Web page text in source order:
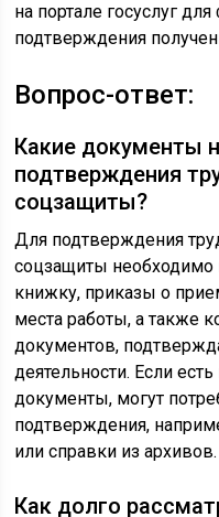
на портале госуслуг
подтверждения
Вопрос-ответ:
Какие документы
подтверждения
соцзащиты?
Для подтверждения
соцзащиты необходимо
книжку, приказы о
места работы, а также
документов,
деятельности. Если
документы, могут
подтверждения,
или справки из архивов.
Как долго